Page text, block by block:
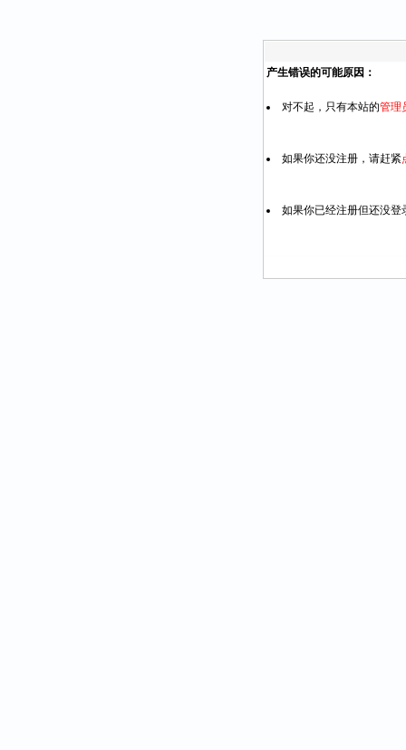
产生错误的可能原因：
对不起，只有本站的管理
如果你还没注册，请赶紧
如果你已经注册但还没登